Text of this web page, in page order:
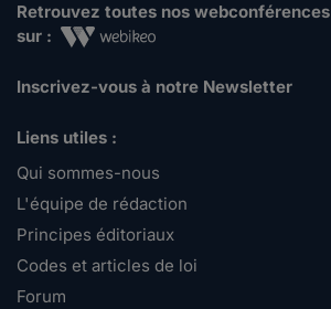
Retrouvez toutes nos webconférences
sur :
Inscrivez-vous à notre Newsletter
Liens utiles :
Qui sommes-nous
L'équipe de rédaction
Principes éditoriaux
Codes et articles de loi
Forum